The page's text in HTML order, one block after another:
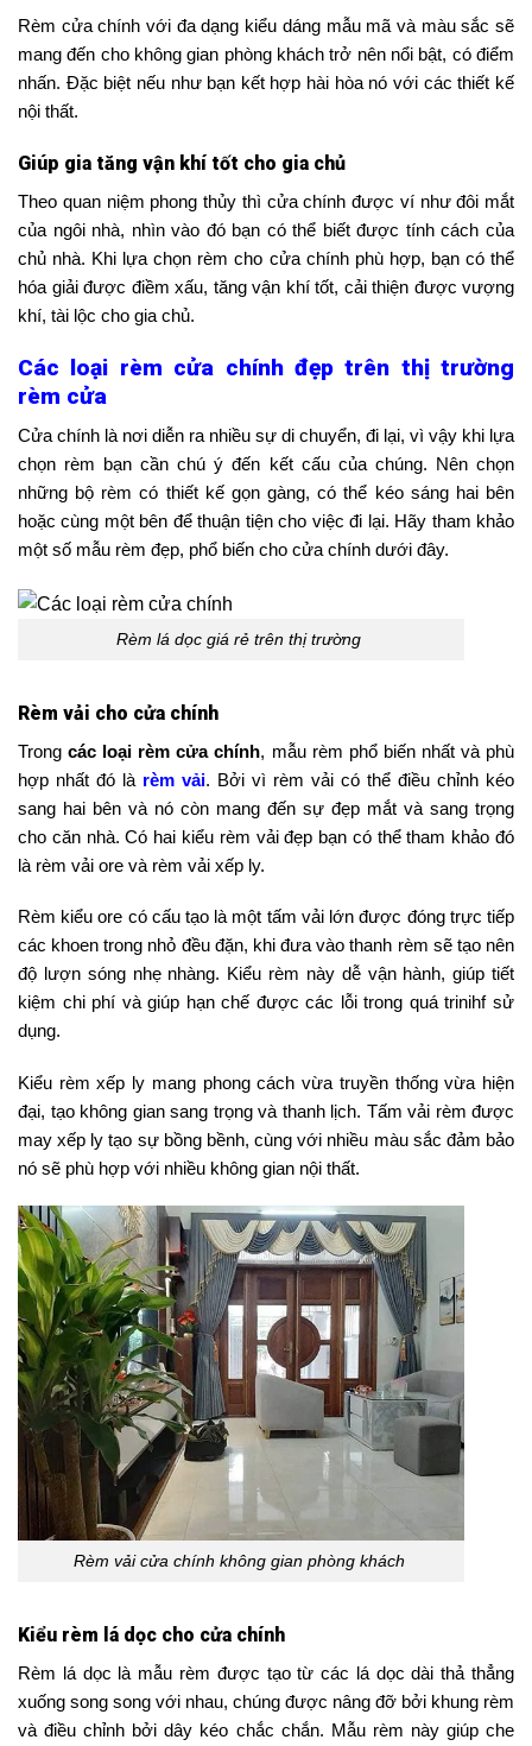
Rèm cửa chính với đa dạng kiểu dáng mẫu mã và màu sắc sẽ
mang đến cho không gian phòng khách trở nên nổi bật, có điểm
nhấn. Đặc biệt nếu như bạn kết hợp hài hòa nó với các thiết kế
nội thất.
Giúp gia tăng vận khí tốt cho gia chủ
Theo quan niệm phong thủy thì cửa chính được ví như đôi mắt
của ngôi nhà, nhìn vào đó bạn có thể biết được tính cách của
chủ nhà. Khi lựa chọn rèm cho cửa chính phù hợp, bạn có thể
hóa giải được điềm xấu, tăng vận khí tốt, cải thiện được vượng
khí, tài lộc cho gia chủ.
Các loại rèm cửa chính đẹp trên thị trường
rèm cửa
Cửa chính là nơi diễn ra nhiều sự di chuyển, đi lại, vì vậy khi lựa
chọn rèm bạn cần chú ý đến kết cấu của chúng. Nên chọn
những bộ rèm có thiết kế gọn gàng, có thể kéo sáng hai bên
hoặc cùng một bên để thuận tiện cho việc đi lại. Hãy tham khảo
một số mẫu rèm đẹp, phổ biến cho cửa chính dưới đây.
Rèm lá dọc giá rẻ trên thị trường
Rèm vải cho cửa chính
Trong các loại rèm cửa chính, mẫu rèm phổ biến nhất và phù
hợp nhất đó là rèm vải. Bởi vì rèm vải có thể điều chỉnh kéo
sang hai bên và nó còn mang đến sự đẹp mắt và sang trọng
cho căn nhà. Có hai kiểu rèm vải đẹp bạn có thể tham khảo đó
là rèm vải ore và rèm vải xếp ly.
Rèm kiểu ore có cấu tạo là một tấm vải lớn được đóng trực tiếp
các khoen trong nhỏ đều đặn, khi đưa vào thanh rèm sẽ tạo nên
độ lượn sóng nhẹ nhàng. Kiểu rèm này dễ vận hành, giúp tiết
kiệm chi phí và giúp hạn chế được các lỗi trong quá trinihf sử
dụng.
Kiểu rèm xếp ly mang phong cách vừa truyền thống vừa hiện
đại, tạo không gian sang trọng và thanh lịch. Tấm vải rèm được
may xếp ly tạo sự bồng bềnh, cùng với nhiều màu sắc đảm bảo
nó sẽ phù hợp với nhiều không gian nội thất.
Rèm vải cửa chính không gian phòng khách
Kiểu rèm lá dọc cho cửa chính
Rèm lá dọc là mẫu rèm được tạo từ các lá dọc dài thả thẳng
xuống song song với nhau, chúng được nâng đỡ bởi khung rèm
và điều chỉnh bởi dây kéo chắc chắn. Mẫu rèm này giúp che